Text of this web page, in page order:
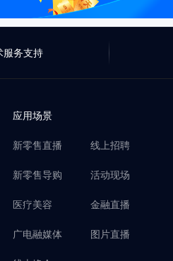
服务支持
应用场景
新零售直播
新零售导购
医疗美容
广电融媒体
线上招聘
活动现场
金融直播
图片直播